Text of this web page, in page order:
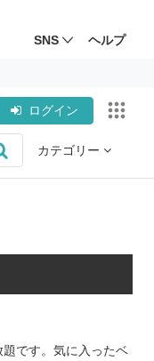
SNS ヘルプ
ログイン
カテゴリー
です。気に入ったベ